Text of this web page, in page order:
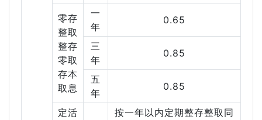
零存
整取
整存
零取
存本
取息
一
年
0.65
三
年
0.85
五
年
0.85
定活
按一年以内定期整存整取同